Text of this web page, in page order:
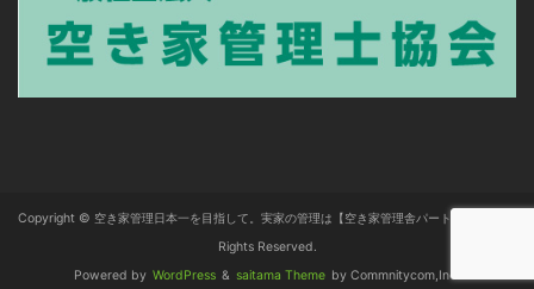
Copyright © 空き家管理日本一を目指して。実家の管理は【空き家管理舎パートナーズ】 All
Rights Reserved.
Powered by WordPress & saitama Theme by Commnitycom,Inc.